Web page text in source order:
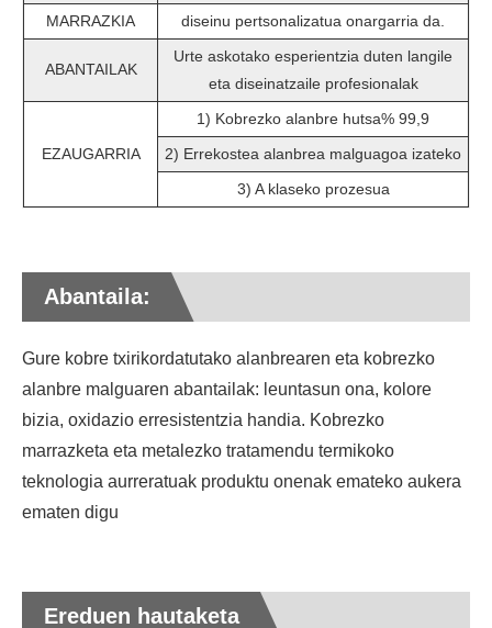
MARRAZKIA
diseinu pertsonalizatua onargarria da.
ABANTAILAK
Urte askotako esperientzia duten langile
eta diseinatzaile profesionalak
EZAUGARRIA
1) Kobrezko alanbre hutsa% 99,9
2) Errekostea alanbrea malguagoa izateko
3) A klaseko prozesua
Abantaila:
Gure kobre txirikordatutako alanbrearen eta kobrezko
alanbre malguaren abantailak: leuntasun ona, kolore
bizia, oxidazio erresistentzia handia. Kobrezko
marrazketa eta metalezko tratamendu termikoko
teknologia aurreratuak produktu onenak emateko aukera
ematen digu
Ereduen hautaketa